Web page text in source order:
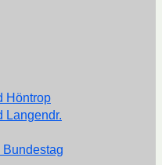
Höntrop
Langendr.
Bundestag